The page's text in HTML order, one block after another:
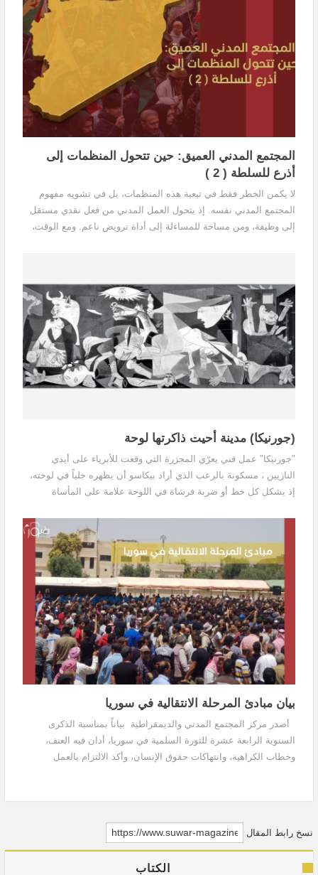
المجتمع المدني العميق: حين تتحول المنظمات إلى
أذرع للسلطة ( 2 )
لا يكمن الخطر فقط في تبعية هذه المنظمات، بل في تشويه مفهوم
المجتمع المدني نفسه. إذ يتحول العمل المدني من فعل نقدي مستقل
إلى وظيفة، ومن مساحة للمساءلة إلى أداة ترويض ناعم. ومع الوقت،
(جورنيكا) مدينة أحيت ذاكرتها لوحة
"جورنيكا" عمل فني يعرّي المجزرة التي وقعت للأبرياء على أيدي
النازيين ، مسكونة بالرعب الذي أراد بيكاسو أن يظهره جلياً في لوحته،
إذ يشكل كل خط أو ضربة فرشاة في اللوحة علامة على المأساة
"جورنيكا" معلماً أثرياً تذكر دائماً بمآسي الحروب، وباتت رمزاً مضاداً
للحرب، وتجسيداً للسلام.
بيان مبادئ المرحلة الانتقالية في سوريا
أصدر مركز المجتمع المدني والديمقراطية بياناً بمناسبة الذكرى
السنوية الرابعة عشرة للثورة السلمية في سوريا، أدان فيه العنف،
وخطاب الكراهية، وانتهاكات حقوق الإنسان، وأكد الالتزام بالعمل
نسخ رابط المقال
الكتاب